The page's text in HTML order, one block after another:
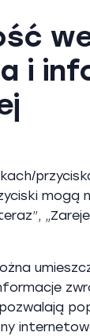
i
mogą